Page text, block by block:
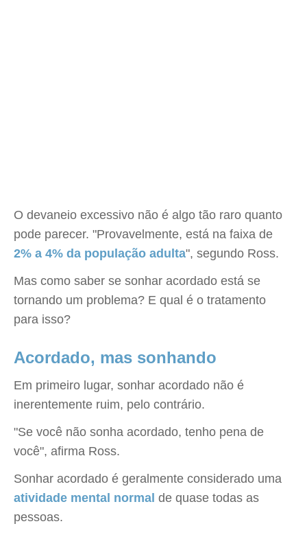
O devaneio excessivo não é algo tão raro quanto
pode parecer. "Provavelmente, está na faixa de
2% a 4% da população adulta", segundo Ross.
Mas como saber se sonhar acordado está se
tornando um problema? E qual é o tratamento
para isso?
Acordado, mas sonhando
Em primeiro lugar, sonhar acordado não é
inerentemente ruim, pelo contrário.
"Se você não sonha acordado, tenho pena de
você", afirma Ross.
Sonhar acordado é geralmente considerado uma
atividade mental normal de quase todas as
pessoas.